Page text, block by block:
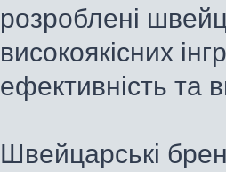
розроблені
високоякісних
ефективність та
Швейцарські